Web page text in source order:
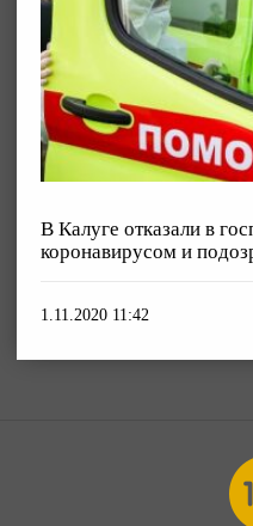
В Калуге отказали в
коронавирусом и
1.11.2020 11:42